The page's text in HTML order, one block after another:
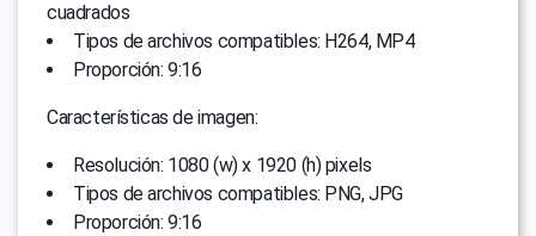
cuadrados
Tipos de archivos compatibles: H264, MP4
Proporción: 9:16
Características de imagen:
Resolución: 1080 (w) x 1920 (h) pixels
Tipos de archivos compatibles: PNG, JPG
Proporción: 9:16